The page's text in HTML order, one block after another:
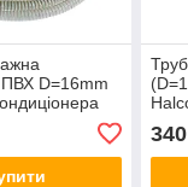
D=16mm
340